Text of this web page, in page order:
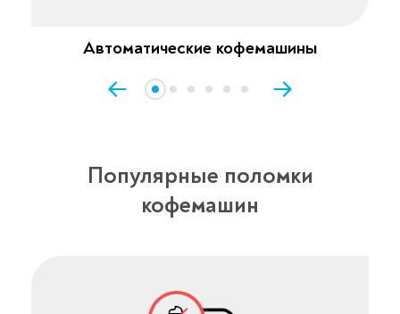
Автоматические кофемашины
Популярные поломки
кофемашин